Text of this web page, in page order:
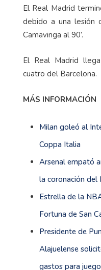
El Real Madrid
debido a una lesión
Camavinga al 90’.
El Real Madrid
cuatro del Barcelona.
MÁS INFORMACIÓN
Milan goleó al
Coppa Italia
Arsenal empató
la coronación del
Estrella de la
Fortuna de San
Presidente de
Alajuelense
gastos para